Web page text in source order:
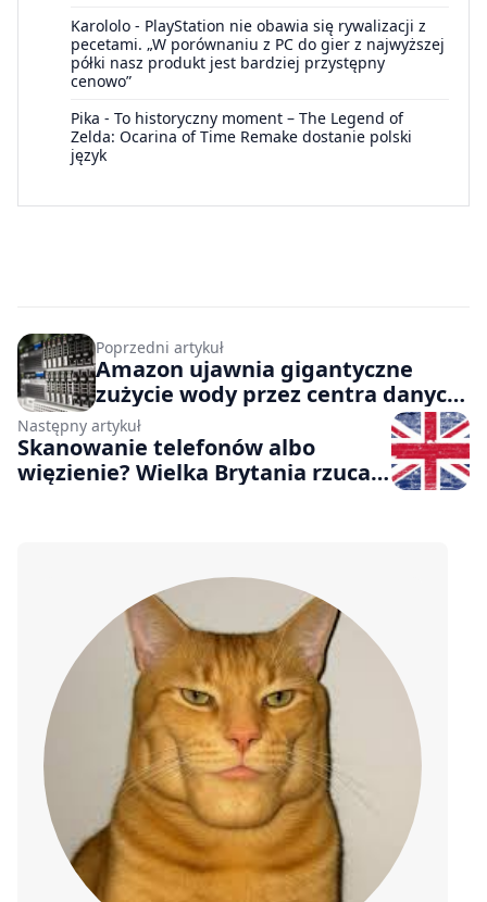
Karololo - PlayStation nie obawia się rywalizacji z
pecetami. „W porównaniu z PC do gier z najwyższej
półki nasz produkt jest bardziej przystępny
cenowo”
Pika - To historyczny moment – The Legend of
Zelda: Ocarina of Time Remake dostanie polski
język
Poprzedni artykuł
Amazon ujawnia gigantyczne
zużycie wody przez centra danych.
Ta liczba robi niesamowite
wrażenie
Następny artykuł
Skanowanie telefonów albo
więzienie? Wielka Brytania rzuca